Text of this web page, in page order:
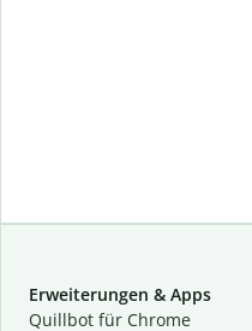
Erweiterungen & Apps
Quillbot für Chrome